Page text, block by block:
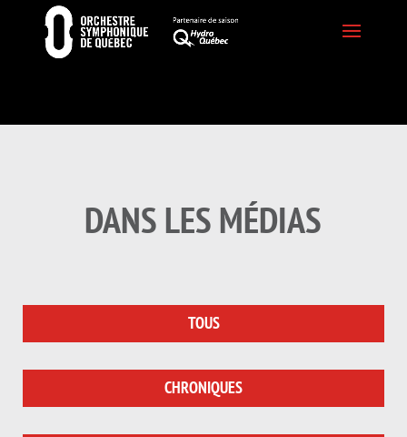
DANS LES MÉDIAS
TOUS
CHRONIQUES